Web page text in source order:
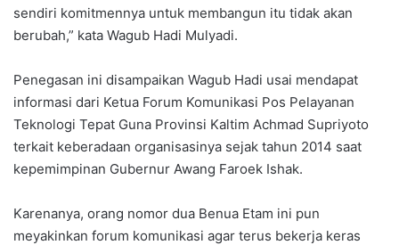
sendiri komitmennya untuk membangun itu tidak akan
berubah,” kata Wagub Hadi Mulyadi.
Penegasan ini disampaikan Wagub Hadi usai mendapat
informasi dari Ketua Forum Komunikasi Pos Pelayanan
Teknologi Tepat Guna Provinsi Kaltim Achmad Supriyoto
terkait keberadaan organisasinya sejak tahun 2014 saat
kepemimpinan Gubernur Awang Faroek Ishak.
Karenanya, orang nomor dua Benua Etam ini pun
meyakinkan forum komunikasi agar terus bekerja keras